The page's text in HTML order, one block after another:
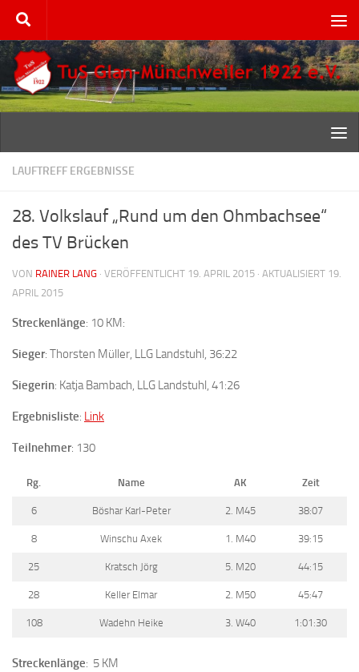
Zum Inhalt springen
LAUFTREFF ERGEBNISSE
28. Volkslauf „Rund um den Ohmbachsee“
des TV Brücken
VON RAINER LANG · VERÖFFENTLICHT 19. APRIL 2015 · AKTUALISIERT 19.
APRIL 2015
Streckenlänge: 10 KM:
Sieger: Thorsten Müller, LLG Landstuhl, 36:22
Siegerin: Katja Bambach, LLG Landstuhl, 41:26
Ergebnisliste: Link
Teilnehmer: 130
Rg. Name AK Zeit
6 Böshar Karl-Peter 2. M45 38:07
8 Winschu Axek 1. M40 39:15
25 Kratsch Jörg 5. M20 44:15
28 Keller Elmar 2. M50 45:47
108 Wadehn Heike 3. W40 1:01:30
Streckenlänge: 5 KM